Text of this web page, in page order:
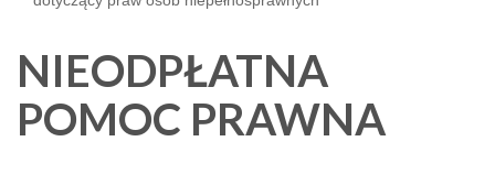
NIEODPŁATNA
POMOC PRAWNA